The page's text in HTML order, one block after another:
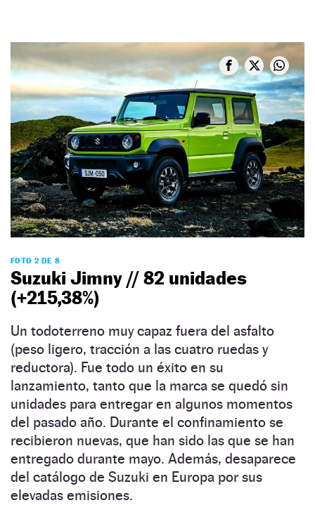
FOTO 2 DE 8
Suzuki Jimny // 82 unidades
(+215,38%)
Un todoterreno muy capaz fuera del asfalto
(peso ligero, tracción a las cuatro ruedas y
reductora). Fue todo un éxito en su
lanzamiento, tanto que la marca se quedó sin
unidades para entregar en algunos momentos
del pasado año. Durante el confinamiento se
recibieron nuevas, que han sido las que se han
entregado durante mayo. Además, desaparece
del catálogo de Suzuki en Europa por sus
elevadas emisiones.